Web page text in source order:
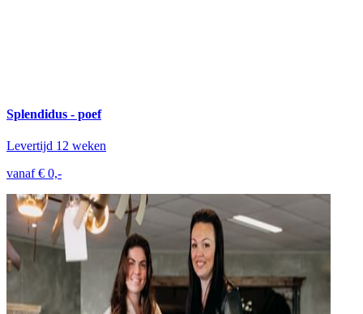
Splendidus - poef
Levertijd 12 weken
vanaf € 0,-